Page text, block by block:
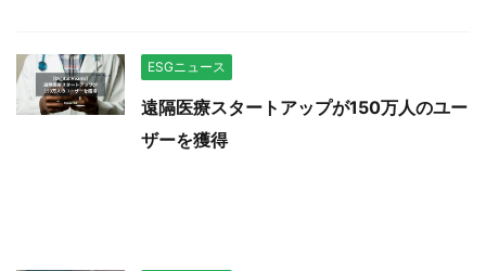
ESGニュース
遠隔医療スタートアップが150万人のユー
ザーを獲得